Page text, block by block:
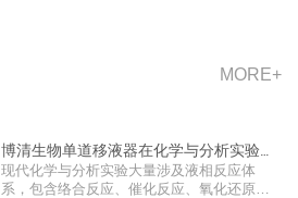
MORE+
博清生物单道移液器在化学与分析实验反
应体···
现代化学与分析实验大量涉及液相反应体
系，包含络合反应、催化反应、氧化还原反